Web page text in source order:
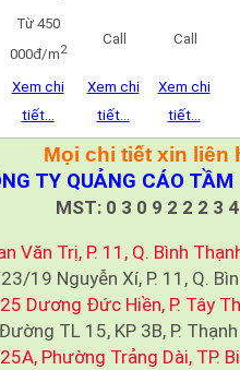
Từ 450
000đ/m2
Call Call
Xem chi
tiết…
Xem chi
tiết…
Xem chi
tiết…
Mọi chi tiết xin liên
TY QUẢNG CÁO
MST: 0 3 0 9 2 2 2 3
Văn Trị, P. 11, Q. Bình
19 Nguyễn Xí, P. 11, Q.
Dương Đức Hiền, P. Tây
TL 15, KP 3B, P.
Phường Trảng Dài, TP.